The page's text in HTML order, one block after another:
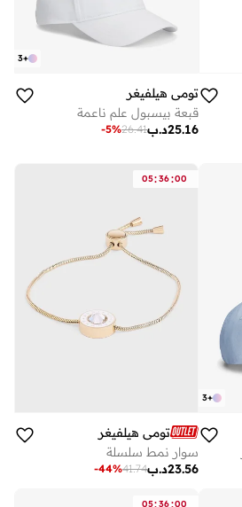
+
3
تومي هيلفيغر
قبعة بيسبول علم ناعمة
د.ب25.16
26.41
-5%
+
3
05:36:00
تومي هيلفيغر
سوار نمط سلسلة
د.ب23.56
41.74
-44%
05:36:00